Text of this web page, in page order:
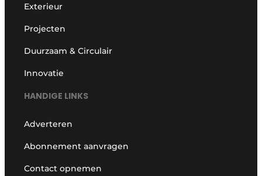
Exterieur
Projecten
Duurzaam & Circulair
Innovatie
HANDIGE LINKS
Adverteren
Abonnement aanvragen
Contact opnemen